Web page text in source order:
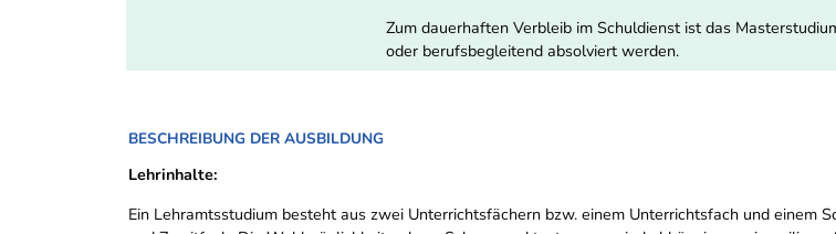
Zum dauerhaften Verbleib im Schuldienst ist das
oder berufsbegleitend absolviert werden.
BESCHREIBUNG DER AUSBILDUNG
Lehrinhalte:
Ein Lehramtsstudium besteht aus zwei Unterrichtsfächern bzw. einem Unterrichtsfach und einem